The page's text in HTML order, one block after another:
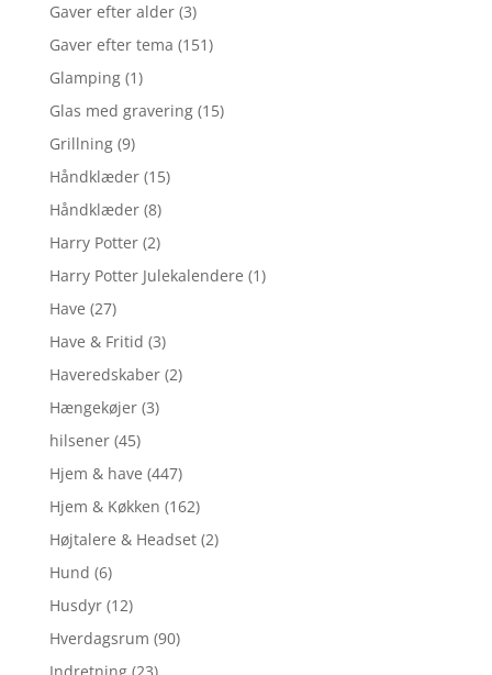
Gaver efter alder (3)
Gaver efter tema (151)
Glamping (1)
Glas med gravering (15)
Grillning (9)
Håndklæder (15)
Håndklæder (8)
Harry Potter (2)
Harry Potter Julekalendere (1)
Have (27)
Have & Fritid (3)
Haveredskaber (2)
Hængekøjer (3)
hilsener (45)
Hjem & have (447)
Hjem & Køkken (162)
Højtalere & Headset (2)
Hund (6)
Husdyr (12)
Hverdagsrum (90)